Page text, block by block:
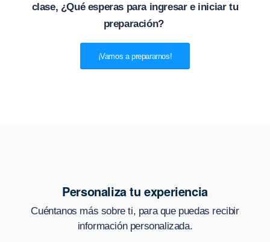
clase, ¿Qué esperas para ingresar e iniciar tu
preparación?
¡Vamos a prepararnos!
Personaliza tu experiencia
Cuéntanos más sobre ti, para que puedas recibir
información personalizada.